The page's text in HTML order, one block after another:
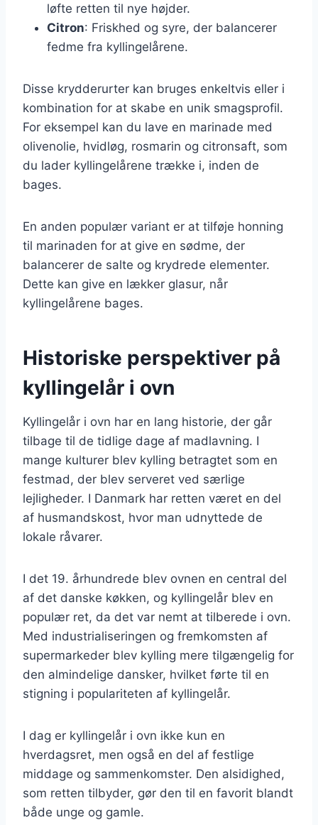
løfte retten til nye højder.
Citron: Friskhed og syre, der balancerer
fedme fra kyllingelårene.
Disse krydderurter kan bruges enkeltvis eller i
kombination for at skabe en unik smagsprofil.
For eksempel kan du lave en marinade med
olivenolie, hvidløg, rosmarin og citronsaft, som
du lader kyllingelårene trække i, inden de
bages.
En anden populær variant er at tilføje honning
til marinaden for at give en sødme, der
balancerer de salte og krydrede elementer.
Dette kan give en lækker glasur, når
kyllingelårene bages.
Historiske perspektiver på
kyllingelår i ovn
Kyllingelår i ovn har en lang historie, der går
tilbage til de tidlige dage af madlavning. I
mange kulturer blev kylling betragtet som en
festmad, der blev serveret ved særlige
lejligheder. I Danmark har retten været en del
af husmandskost, hvor man udnyttede de
lokale råvarer.
I det 19. århundrede blev ovnen en central del
af det danske køkken, og kyllingelår blev en
populær ret, da det var nemt at tilberede i ovn.
Med industrialiseringen og fremkomsten af
supermarkeder blev kylling mere tilgængelig for
den almindelige dansker, hvilket førte til en
stigning i populariteten af kyllingelår.
I dag er kyllingelår i ovn ikke kun en
hverdagsret, men også en del af festlige
middage og sammenkomster. Den alsidighed,
som retten tilbyder, gør den til en favorit blandt
både unge og gamle.